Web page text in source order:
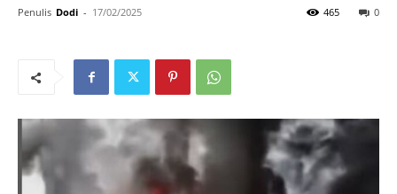
Penulis Dodi - 17/02/2025 0
465